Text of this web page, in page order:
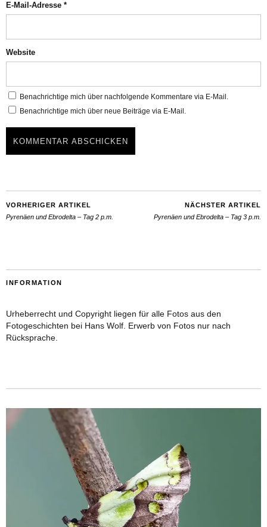
E-Mail-Adresse *
Website
Benachrichtige mich über nachfolgende Kommentare via E-Mail.
Benachrichtige mich über neue Beiträge via E-Mail.
VORHERIGER ARTIKEL
Pyrenäen und Ebrodelta – Tag 2 p.m.
NÄCHSTER ARTIKEL
Pyrenäen und Ebrodelta – Tag 3 p.m.
INFORMATION
Urheberrecht und Copyright liegen für alle Fotos aus den
Fotogeschichten bei Hans Wolf. Erwerb von Fotos nur nach
Rücksprache.